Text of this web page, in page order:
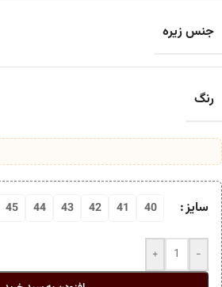
جنس زیره
رنگ
سایز 40
41
42
43
44
45
-
+